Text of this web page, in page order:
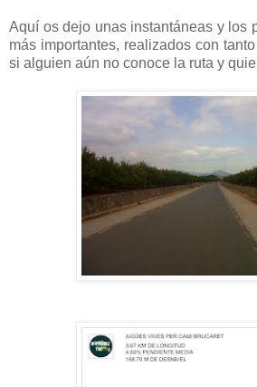
Aquí os dejo unas instantáneas y los
más importantes, realizados con
si alguien aún no conoce la ruta y